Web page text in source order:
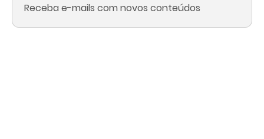
Receba e-mails com novos conteúdos